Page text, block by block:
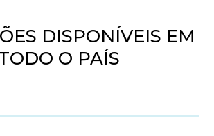
DISPONÍVEIS EM
O PAÍS